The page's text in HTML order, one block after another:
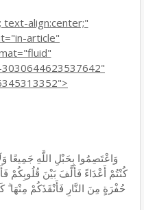
align:center;"
article"
وَاعْتَصِمُوا بِحَبْلِ اللَّهِ جَمِيعًا
كُنْتُمْ أَعْدَاءً فَأَلَّفَ بَيْنَ قُلُوبِكُمْ
حُفْرَةٍ مِنَ النَّارِ فَأَنْقَذَكُمْ مِنْهَا